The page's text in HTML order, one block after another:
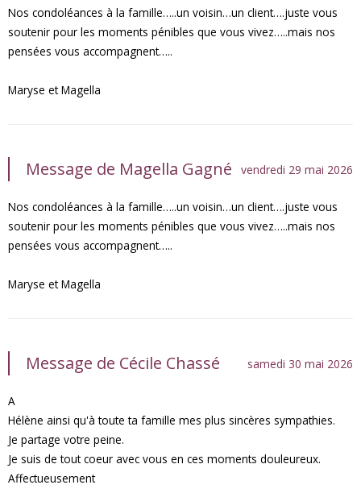
Nos condoléances à la famille…..un voisin…un client….juste vous
soutenir pour les moments pénibles que vous vivez…..mais nos
pensées vous accompagnent…..
Maryse et Magella
Message de Magella Gagné vendredi 29 mai 2026
Nos condoléances à la famille…..un voisin…un client….juste vous
soutenir pour les moments pénibles que vous vivez…..mais nos
pensées vous accompagnent…..
Maryse et Magella
Message de Cécile Chassé samedi 30 mai 2026
A
Hélène ainsi qu'à toute ta famille mes plus sincères sympathies.
Je partage votre peine.
Je suis de tout coeur avec vous en ces moments douleureux.
Affectueusement